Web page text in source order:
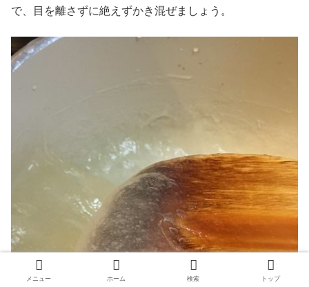
で、目を離さずに絶えずかき混ぜましょう。
メニュー ホーム 検索 トップ